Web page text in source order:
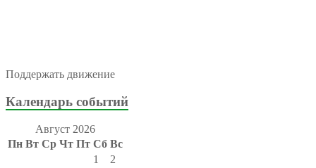
Поддержать движение
Календарь событий
Август 2026
Пн Вт Ср Чт Пт Сб Вс
1
2